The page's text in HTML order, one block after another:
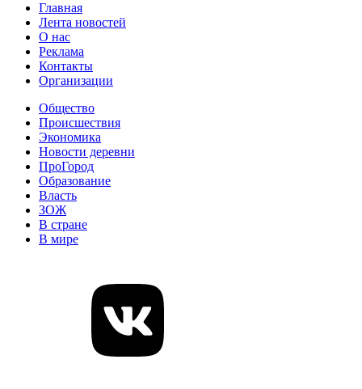
Главная
Лента новостей
О нас
Реклама
Контакты
Организации
Общество
Происшествия
Экономика
Новости деревни
ПроГород
Образование
Власть
ЗОЖ
В стране
В мире